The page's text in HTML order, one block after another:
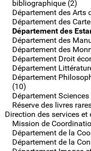
bibliographique (2)
Département des Arts
Département des
Département des
Département des
Département des
Département Droit
Département
Département
(10)
Département
Réserve des livres
Direction des services et
Mission de
Département de la
Département de la